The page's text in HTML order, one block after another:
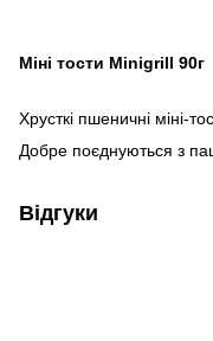
Міні тости Minigrill 90г
Хрусткі пшеничні міні-
Добре поєднуються з
Відгуки